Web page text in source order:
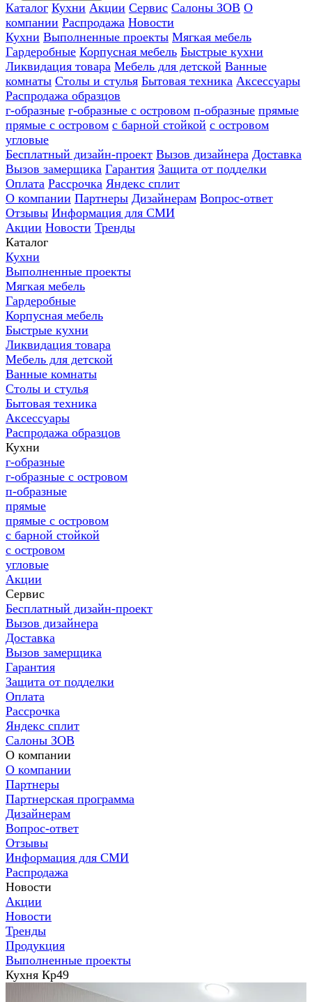
Каталог Кухни Акции Сервис Салоны ЗОВ О
компании Распродажа Новости
Кухни Выполненные проекты Мягкая мебель
Гардеробные Корпусная мебель Быстрые кухни
Ликвидация товара Мебель для детской Ванные
комнаты Столы и стулья Бытовая техника Аксессуары
Распродажа образцов
г-образные г-образные с островом п-образные прямые
прямые с островом с барной стойкой с островом
угловые
Бесплатный дизайн-проект Вызов дизайнера Доставка
Вызов замерщика Гарантия Защита от подделки
Оплата Рассрочка Яндекс сплит
О компании Партнеры Дизайнерам Вопрос-ответ
Отзывы Информация для СМИ
Акции Новости Тренды
Каталог
Кухни
Выполненные проекты
Мягкая мебель
Гардеробные
Корпусная мебель
Быстрые кухни
Ликвидация товара
Мебель для детской
Ванные комнаты
Столы и стулья
Бытовая техника
Аксессуары
Распродажа образцов
Кухни
г-образные
г-образные с островом
п-образные
прямые
прямые с островом
с барной стойкой
с островом
угловые
Акции
Сервис
Бесплатный дизайн-проект
Вызов дизайнера
Доставка
Вызов замерщика
Гарантия
Защита от подделки
Оплата
Рассрочка
Яндекс сплит
Салоны ЗОВ
О компании
О компании
Партнеры
Партнерская программа
Дизайнерам
Вопрос-ответ
Отзывы
Информация для СМИ
Распродажа
Новости
Акции
Новости
Тренды
Продукция
Выполненные проекты
Кухня Кр49